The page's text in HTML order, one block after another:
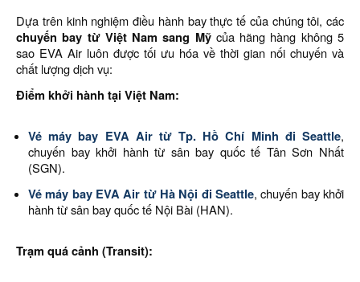
Dựa trên kinh nghiệm điều hành bay thực tế của chúng tôi, các
chuyến bay từ Việt Nam sang Mỹ của hãng hàng không 5
sao EVA Air luôn được tối ưu hóa về thời gian nối chuyến và
chất lượng dịch vụ:
Điểm khởi hành tại Việt Nam:
Vé máy bay EVA Air từ Tp. Hồ Chí Minh đi Seattle,
chuyến bay khởi hành từ sân bay quốc tế Tân Sơn Nhất
(SGN).
Vé máy bay EVA Air từ Hà Nội đi Seattle, chuyến bay khởi
hành từ sân bay quốc tế Nội Bài (HAN).
Trạm quá cảnh (Transit):